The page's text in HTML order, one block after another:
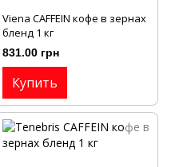
Viena CAFFEIN кофе в зернах
бленд 1 кг
831.00 грн
Купить